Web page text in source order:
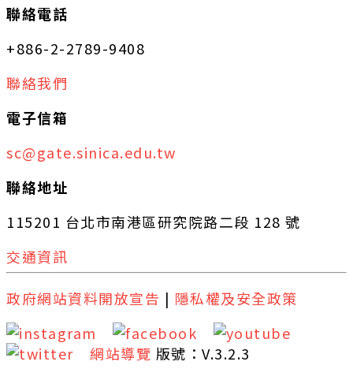
聯絡電話
+886-2-2789-9408
聯絡我們
電子信箱
sc@gate.sinica.edu.tw
聯絡地址
115201 台北市南港區研究院路二段 128 號
交通資訊
政府網站資料開放宣告 | 隱私權及安全政策
網站導覽 版號：V.3.2.3